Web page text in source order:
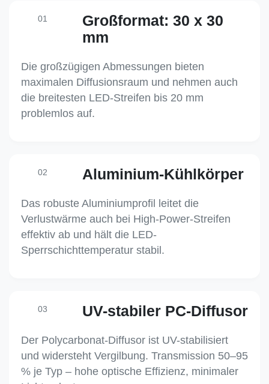
01
Großformat: 30 x 30
mm
Die großzügigen Abmessungen bieten
maximalen Diffusionsraum und nehmen auch
die breitesten LED-Streifen bis 20 mm
problemlos auf.
02 Aluminium-Kühlkörper
Das robuste Aluminiumprofil leitet die
Verlustwärme auch bei High-Power-Streifen
effektiv ab und hält die LED-
Sperrschichttemperatur stabil.
03 UV-stabiler PC-Diffusor
Der Polycarbonat-Diffusor ist UV-stabilisiert
und widersteht Vergilbung. Transmission 50–95
% je Typ – hohe optische Effizienz, minimaler